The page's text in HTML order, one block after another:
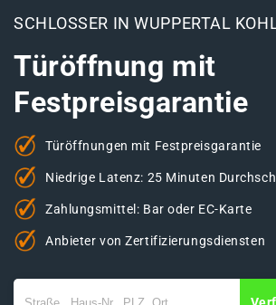
SCHLOSSER IN WUPPERTAL
Türöffnung mit
Festpreisgarantie
Türöffnungen mit Festpreisgarantie
Niedrige Latenz: 25 Minuten
Zahlungsmittel: Bar oder EC-Karte
Anbieter von Zertifizierungsdiensten